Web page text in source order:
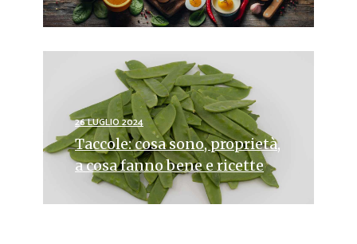
26 LUGLIO 2024
Taccole: cosa sono, proprietà,
a cosa fanno bene e ricette